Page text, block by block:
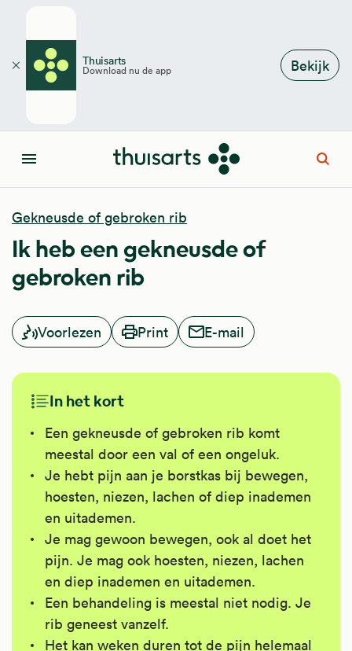
Thuisarts
Download nu de app Bekijk
Sluiten
Menu
Gekneusde of gebroken rib
Ik heb een gekneusde of
gebroken rib
Voorlezen Print E-mail
In het kort
Een gekneusde of gebroken rib komt
meestal door een val of een ongeluk.
Je hebt pijn aan je borstkas bij bewegen,
hoesten, niezen, lachen of diep inademen
en uitademen.
Je mag gewoon bewegen, ook al doet het
pijn. Je mag ook hoesten, niezen, lachen
en diep inademen en uitademen.
Een behandeling is meestal niet nodig. Je
rib geneest vanzelf.
Het kan weken duren tot de pijn helemaal